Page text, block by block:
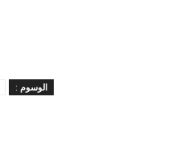
الوسوم :